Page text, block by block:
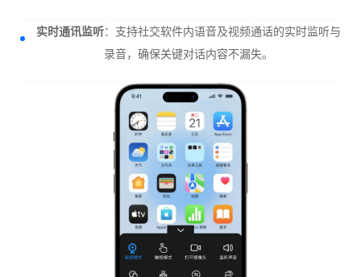
实时通讯监听：支持社交软件内语音及视频通话的实时监听与
录音，确保关键对话内容不漏失。